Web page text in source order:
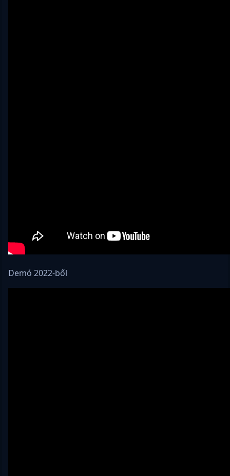
Demó 2022-ből